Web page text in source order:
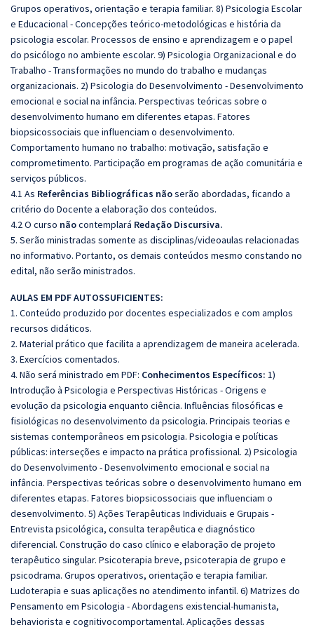
Grupos operativos, orientação e terapia familiar. 8) Psicologia Escolar
e Educacional - Concepções teórico-metodológicas e história da
psicologia escolar. Processos de ensino e aprendizagem e o papel
do psicólogo no ambiente escolar. 9) Psicologia Organizacional e do
Trabalho - Transformações no mundo do trabalho e mudanças
organizacionais. 2) Psicologia do Desenvolvimento - Desenvolvimento
emocional e social na infância. Perspectivas teóricas sobre o
desenvolvimento humano em diferentes etapas. Fatores
biopsicossociais que influenciam o desenvolvimento.
Comportamento humano no trabalho: motivação, satisfação e
comprometimento. Participação em programas de ação comunitária e
serviços públicos.
4.1 As Referências Bibliográficas nãoserão abordadas, ficando a
critério do Docente a elaboração dos conteúdos.
4.2 O curso nãocontemplará Redação Discursiva.
5. Serão ministradas somente as disciplinas/videoaulas relacionadas
no informativo. Portanto, os demais conteúdos mesmo constando no
edital, não serão ministrados.
AULAS EM PDF AUTOSSUFICIENTES:
1. Conteúdo produzido por docentes especializados e com amplos
recursos didáticos.
2. Material prático que facilita a aprendizagem de maneira acelerada.
3. Exercícios comentados.
4. Não será ministrado em PDF: Conhecimentos Específicos: 1)
Introdução à Psicologia e Perspectivas Históricas - Origens e
evolução da psicologia enquanto ciência. Influências filosóficas e
fisiológicas no desenvolvimento da psicologia. Principais teorias e
sistemas contemporâneos em psicologia. Psicologia e políticas
públicas: interseções e impacto na prática profissional. 2) Psicologia
do Desenvolvimento - Desenvolvimento emocional e social na
infância. Perspectivas teóricas sobre o desenvolvimento humano em
diferentes etapas. Fatores biopsicossociais que influenciam o
desenvolvimento. 5) Ações Terapêuticas Individuais e Grupais -
Entrevista psicológica, consulta terapêutica e diagnóstico
diferencial. Construção do caso clínico e elaboração de projeto
terapêutico singular. Psicoterapia breve, psicoterapia de grupo e
psicodrama. Grupos operativos, orientação e terapia familiar.
Ludoterapia e suas aplicações no atendimento infantil. 6) Matrizes do
Pensamento em Psicologia - Abordagens existencial-humanista,
behaviorista e cognitivocomportamental. Aplicações dessas